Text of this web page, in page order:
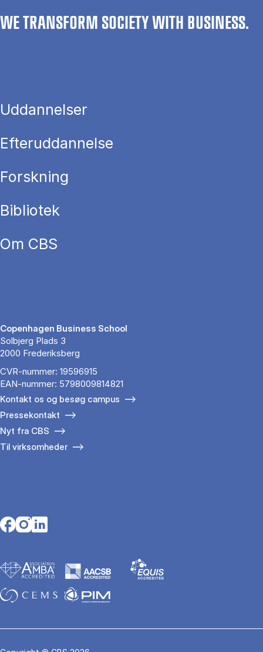
WE TRANSFORM SOCIETY WITH BUSINESS.
Uddannelser
Efteruddannelse
Forskning
Bibliotek
Om CBS
Copenhagen Business School
Solbjerg Plads 3
2000 Frederiksberg
CVR-nummer: 19596915
EAN-nummer: 5798009814821
Kontakt os og besøg campus
Pressekontakt
Nyt fra CBS
Til virksomheder
Opens in a new tab
Opens in a new tab
Opens in a new tab